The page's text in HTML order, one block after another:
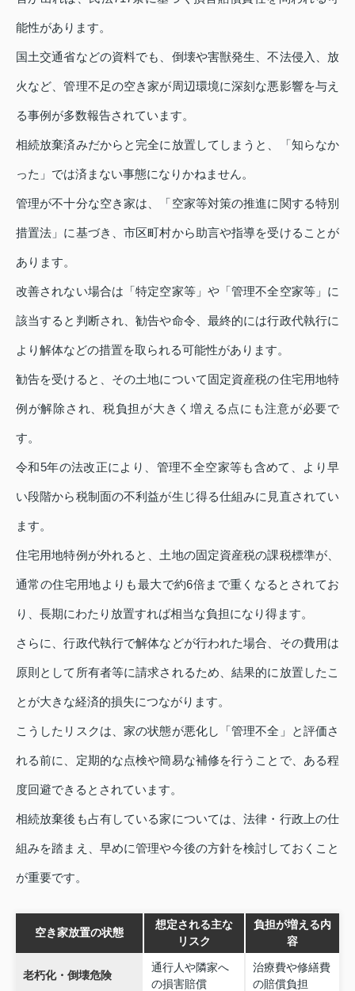
能性があります。
国土交通省などの資料でも、倒壊や害獣発生、不法侵入、放
火など、管理不足の空き家が周辺環境に深刻な悪影響を与え
る事例が多数報告されています。
相続放棄済みだからと完全に放置してしまうと、「知らなか
った」では済まない事態になりかねません。
管理が不十分な空き家は、「空家等対策の推進に関する特別
措置法」に基づき、市区町村から助言や指導を受けることが
あります。
改善されない場合は「特定空家等」や「管理不全空家等」に
該当すると判断され、勧告や命令、最終的には行政代執行に
より解体などの措置を取られる可能性があります。
勧告を受けると、その土地について固定資産税の住宅用地特
例が解除され、税負担が大きく増える点にも注意が必要で
す。
令和5年の法改正により、管理不全空家等も含めて、より早
い段階から税制面の不利益が生じ得る仕組みに見直されてい
ます。
住宅用地特例が外れると、土地の固定資産税の課税標準が、
通常の住宅用地よりも最大で約6倍まで重くなるとされてお
り、長期にわたり放置すれば相当な負担になり得ます。
さらに、行政代執行で解体などが行われた場合、その費用は
原則として所有者等に請求されるため、結果的に放置したこ
とが大きな経済的損失につながります。
こうしたリスクは、家の状態が悪化し「管理不全」と評価さ
れる前に、定期的な点検や簡易な補修を行うことで、ある程
度回避できるとされています。
相続放棄後も占有している家については、法律・行政上の仕
組みを踏まえ、早めに管理や今後の方針を検討しておくこと
が重要です。
空き家放置の状態
想定される主な
リスク
負担が増える内
容
老朽化・倒壊危険
通行人や隣家へ
の損害賠償
治療費や修繕費
の賠償負担